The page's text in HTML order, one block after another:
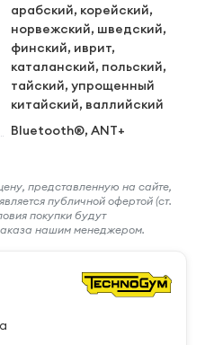
арабский, корейский,
норвежский, шведский,
финский, иврит,
каталанский, польский,
тайский, упрощенный
китайский, валлийский
Bluetooth®, ANT+
представленную на сайте,
публичной офертой (ст.
покупки будут
нашим менеджером.